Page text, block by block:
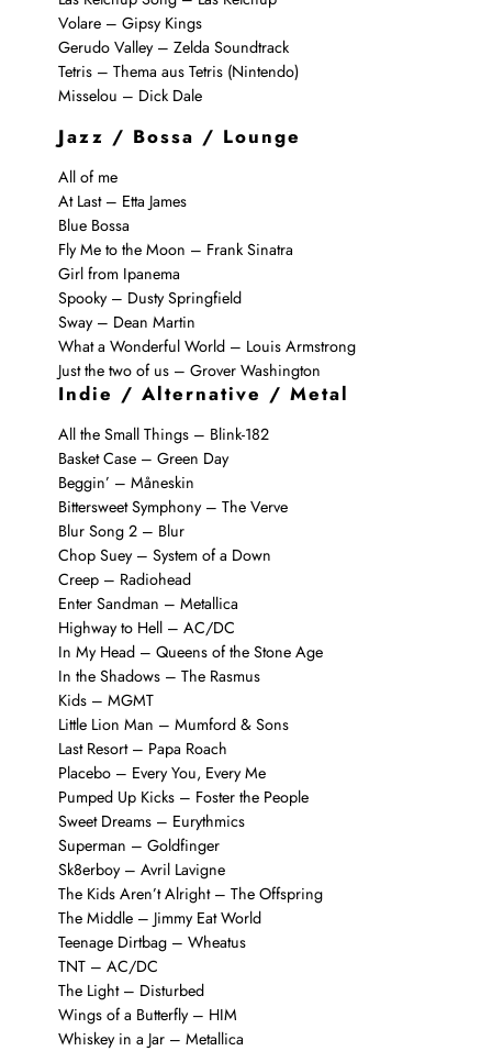
Volare – Gipsy Kings
Gerudo Valley – Zelda Soundtrack
Tetris – Thema aus Tetris (Nintendo)
Misselou – Dick Dale
Jazz / Bossa / Lounge
All of me
At Last – Etta James
Blue Bossa
Fly Me to the Moon – Frank Sinatra
Girl from Ipanema
Spooky – Dusty Springfield
Sway – Dean Martin
What a Wonderful World – Louis Armstrong
Just the two of us – Grover Washington
Indie / Alternative / Metal
All the Small Things – Blink-182
Basket Case – Green Day
Beggin’ – Måneskin
Bittersweet Symphony – The Verve
Blur Song 2 – Blur
Chop Suey – System of a Down
Creep – Radiohead
Enter Sandman – Metallica
Highway to Hell – AC/DC
In My Head – Queens of the Stone Age
In the Shadows – The Rasmus
Kids – MGMT
Little Lion Man – Mumford & Sons
Last Resort – Papa Roach
Placebo – Every You, Every Me
Pumped Up Kicks – Foster the People
Sweet Dreams – Eurythmics
Superman – Goldfinger
Sk8erboy – Avril Lavigne
The Kids Aren’t Alright – The Offspring
The Middle – Jimmy Eat World
Teenage Dirtbag – Wheatus
TNT – AC/DC
The Light – Disturbed
Wings of a Butterfly – HIM
Whiskey in a Jar – Metallica